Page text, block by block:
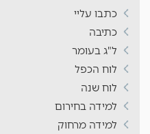
כתבו עליי
כתיבה
ל"ג בעומר
לוח הכפל
לוח שנה
למידה בחירום
למידה מרחוק